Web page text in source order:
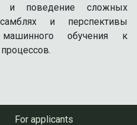
и поведение сложных
и перспективы
обучения к
For applicants